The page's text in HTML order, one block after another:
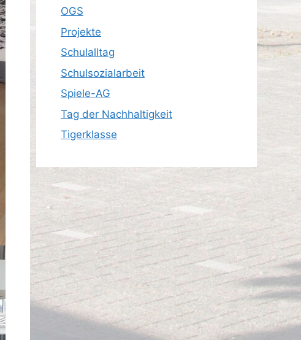
OGS
Projekte
Schulalltag
Schulsozialarbeit
Spiele-AG
Tag der Nachhaltigkeit
Tigerklasse